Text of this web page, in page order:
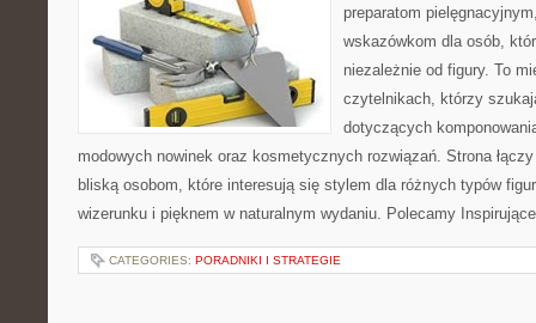
preparatom
wskazówkom dla osób,
niezależnie od figury. To
czytelnikach, którzy
dotyczących
modowych nowinek oraz kosmetycznych rozwiązań. Strona
bliską osobom, które interesują się stylem dla różnych typów
wizerunku i pięknem w naturalnym wydaniu. Polecamy
CATEGORIES: PORADNIKI I STRATEGIE